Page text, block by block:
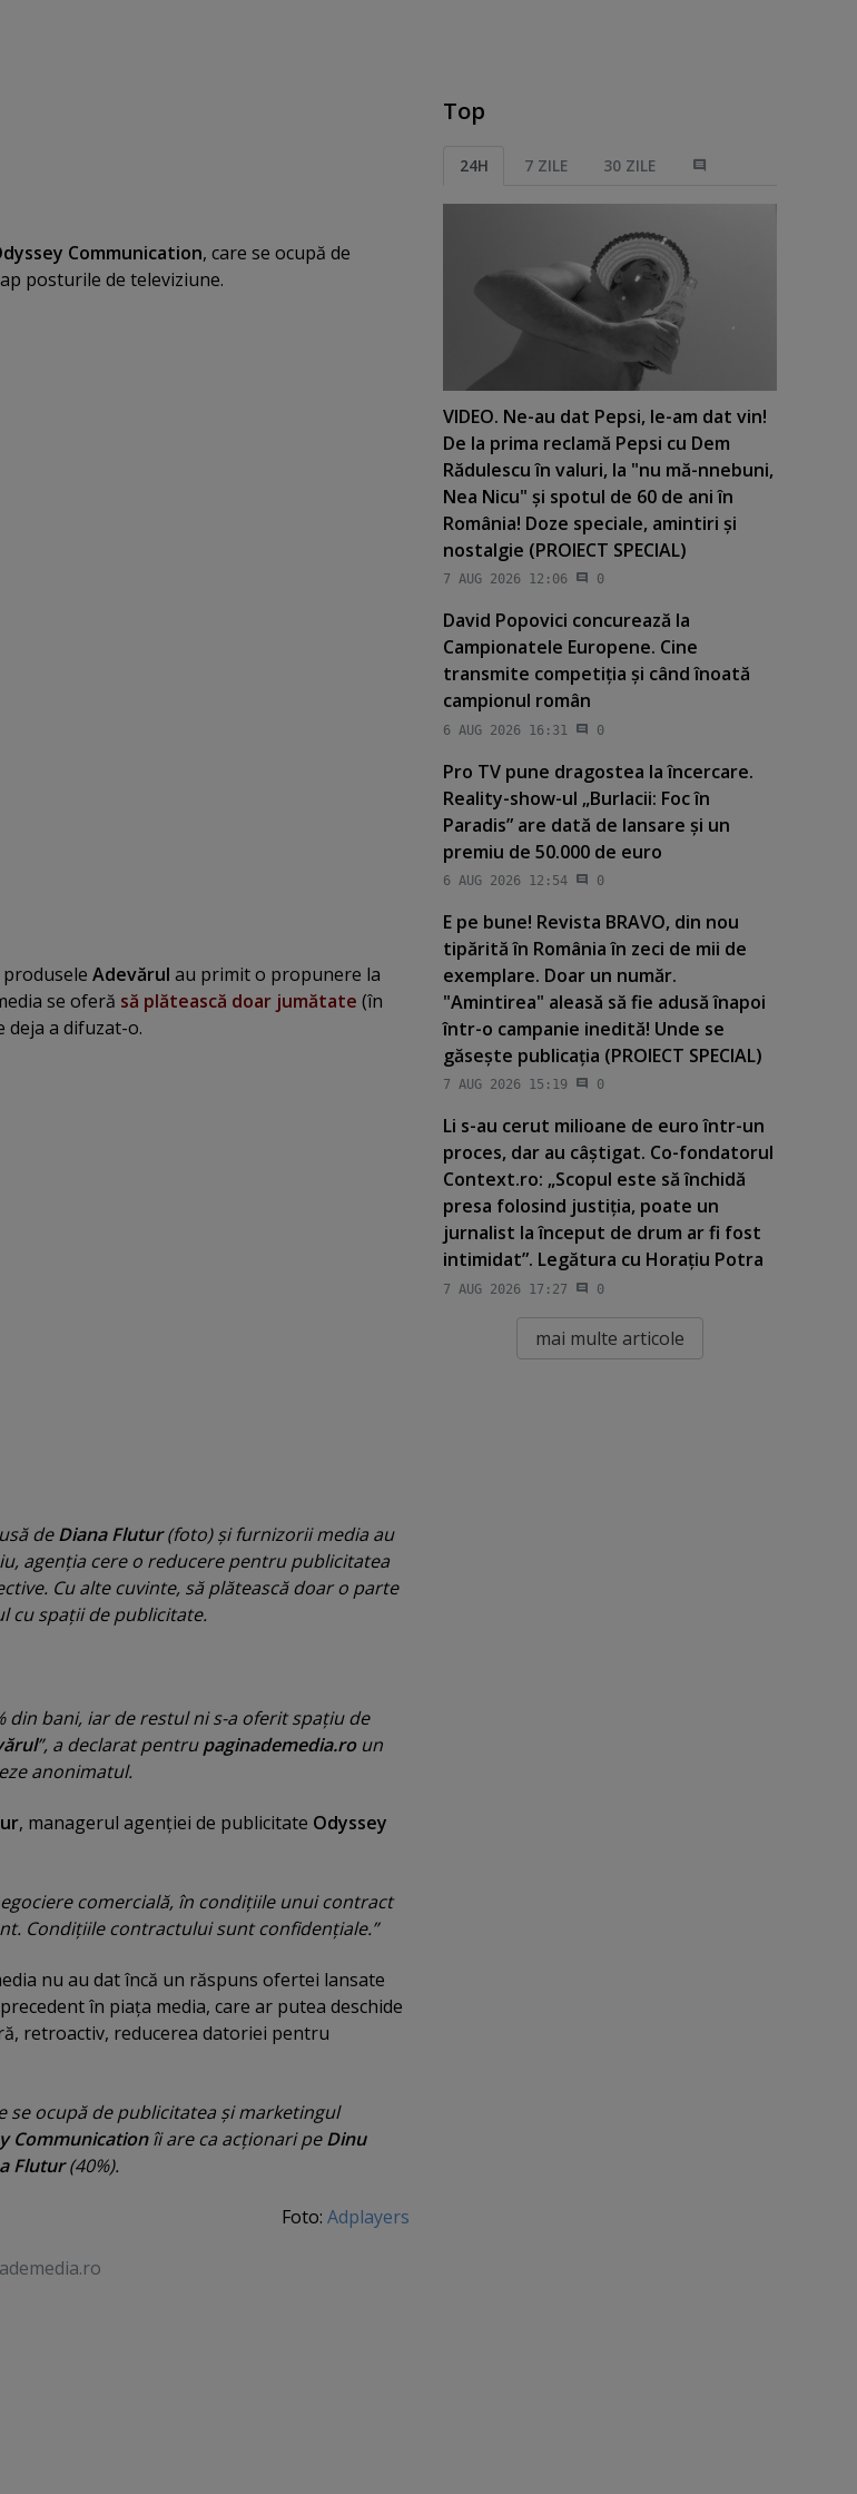
Communication, care se ocupă de
posturile de televiziune.
Adevărul au primit o propunere la
se oferă să plătească doar jumătate (în
deja a difuzat-o.
deDiana Flutur(foto) şi furnizorii media au
agenţia cere o reducere pentru publicitatea
Cu alte cuvinte, să plătească doar o parte
cu spaţii de publicitate.
din bani, iar de restul ni s-a oferit spaţiu de
”, a declarat pentrupaginademedia.roun
anonimatul.
, managerul agenţiei de publicitate Odyssey
comercială, în condiţiile unui contract
Condiţiile contractului sunt confidenţiale.”
nu au dat încă un răspuns ofertei lansate
în piaţa media, care ar putea deschide
retroactiv, reducerea datoriei pentru
se ocupă de publicitatea şi marketingul
Communicationîi are ca acţionari peDinu
Flutur(40%).
Foto: Adplayers
Top
24H 7 ZILE 30 ZILE
VIDEO. Ne-au dat Pepsi, le-am dat vin!
De la prima reclamă Pepsi cu Dem
Rădulescu în valuri, la "nu mă-nnebuni,
Nea Nicu" şi spotul de 60 de ani în
România! Doze speciale, amintiri şi
nostalgie (PROIECT SPECIAL)
7 AUG 2026 12:06 0
David Popovici concurează la
Campionatele Europene. Cine
transmite competiţia şi când înoată
campionul român
6 AUG 2026 16:31 0
Pro TV pune dragostea la încercare.
Reality-show-ul „Burlacii: Foc în
Paradis” are dată de lansare şi un
premiu de 50.000 de euro
6 AUG 2026 12:54 0
E pe bune! Revista BRAVO, din nou
tipărită în România în zeci de mii de
exemplare. Doar un număr.
"Amintirea" aleasă să fie adusă înapoi
într-o campanie inedită! Unde se
găseşte publicaţia (PROIECT SPECIAL)
7 AUG 2026 15:19 0
Li s-au cerut milioane de euro într-un
proces, dar au câştigat. Co-fondatorul
Context.ro: „Scopul este să închidă
presa folosind justiţia, poate un
jurnalist la început de drum ar fi fost
intimidat”. Legătura cu Horaţiu Potra
7 AUG 2026 17:27 0
mai multe articole